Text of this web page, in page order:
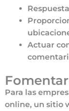
Actuar
Para las
online, un sitio